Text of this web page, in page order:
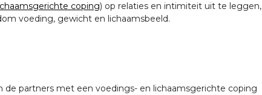
coping) op relaties en intimiteit uit te leggen,
voeding, gewicht en lichaamsbeeld.
partners met een voedings- en lichaamsgerichte coping